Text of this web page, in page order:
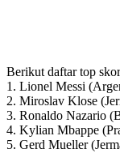
Berikut daftar top
1. Lionel Messi
2. Miroslav Klose
3. Ronaldo Nazario
4. Kylian Mbappe
5. Gerd Mueller